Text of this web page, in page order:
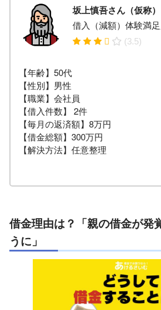
坂上慎吾さん（仮称）
借入（減額）体験満足
(3.5)
【年齢】50代
【性別】男性
【職業】会社員
【借入件数】 2件
【毎月の返済額】8万円
【借金総額】300万円
【解決方法】任意整理
借金理由は？「親の借金が発
うに」